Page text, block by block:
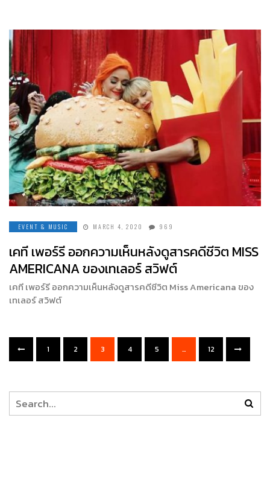
EVENT & MUSIC MARCH 4, 2020 969
เคที เพอร์รี ออกความเห็นหลังดูสารคดีชีวิต MISS
AMERICANA ของเทเลอร์ สวิฟต์
เคที เพอร์รี ออกความเห็นหลังดูสารคดีชีวิต Miss Americana ของ
เทเลอร์ สวิฟต์
1 2 3 4 5 … 12